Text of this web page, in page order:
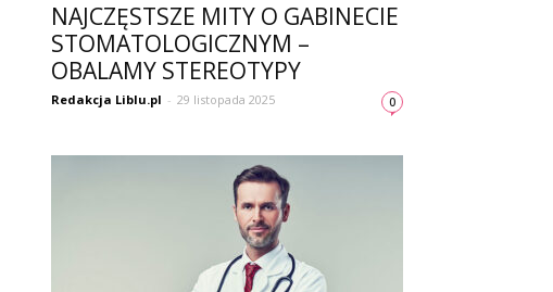
NAJCZĘSTSZE MITY O GABINECIE
STOMATOLOGICZNYM –
OBALAMY STEREOTYPY
Redakcja Liblu.pl - 29 listopada 2025 0